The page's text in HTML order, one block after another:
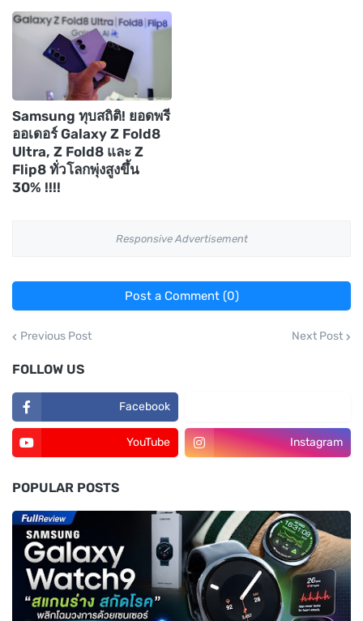
Samsung ทุบสถิติ! ยอดพรี
ออเดอร์ Galaxy Z Fold8
Ultra, Z Fold8 และ Z
Flip8 ทั่วโลกพุ่งสูงขึ้น
30% !!!!
Responsive Advertisement
Post a Comment (0)
Previous Post Next Post
FOLLOW US
Facebook
YouTube Instagram
POPULAR POSTS